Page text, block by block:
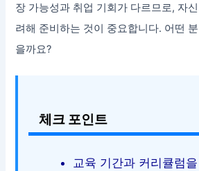
장 가능성과 취업 기회가 다르므로, 자
려해 준비하는 것이 중요합니다. 어떤
을까요?
체크 포인트
교육 기간과 커리큘럼